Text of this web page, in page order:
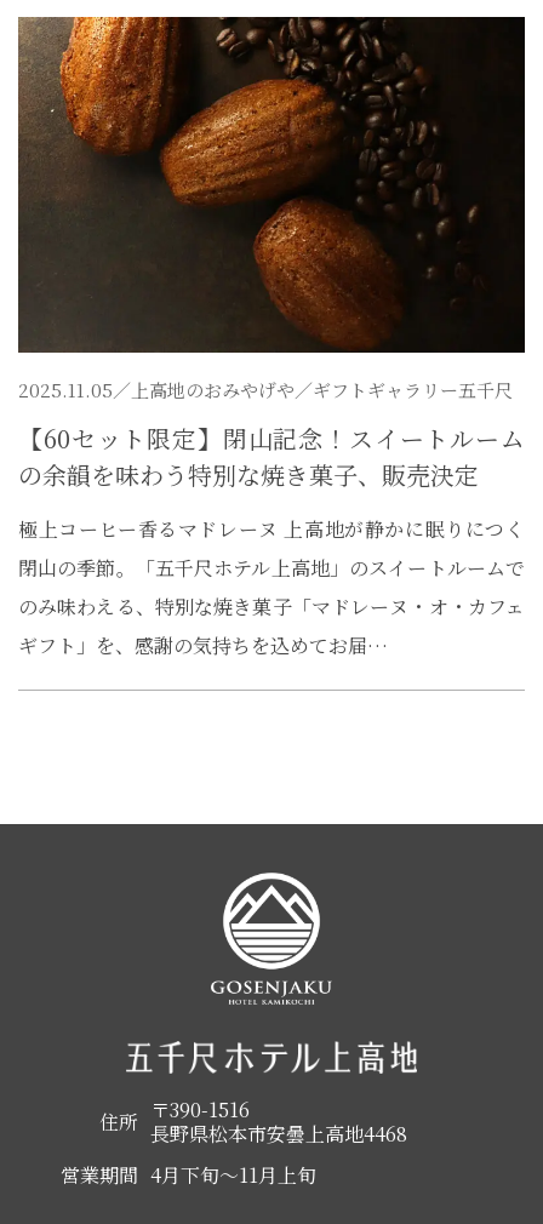
2025.11.05／ 上高地のおみやげや／ギフトギャラリー五千尺
【60セット限定】閉山記念！スイートルーム
の余韻を味わう特別な焼き菓子、販売決定
極上コーヒー香るマドレーヌ 上高地が静かに眠りにつく
閉山の季節。「五千尺ホテル上高地」のスイートルームで
のみ味わえる、特別な焼き菓子「マドレーヌ・オ・カフェ
ギフト」を、感謝の気持ちを込めてお届…
住所
〒390-1516
長野県松本市安曇上高地4468
営業期間 4月下旬～11月上旬